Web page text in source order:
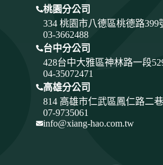
桃園分公司
334 桃園市八德區桃德路399
03-3662488
台中分公司
428台中大雅區神林路一段
04-35072471
高雄分公司
814 高雄市仁武區鳳仁路二
07-9735061
info@xiang-hao.com.tw